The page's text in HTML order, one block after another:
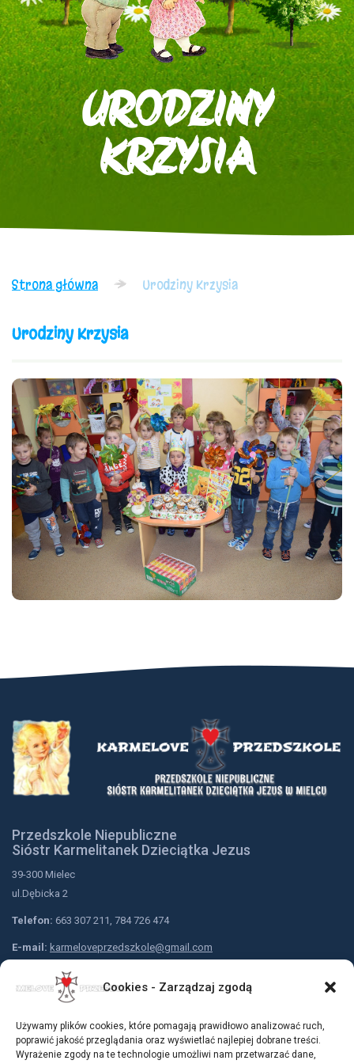
Cookies - Zarządzaj zgodą
Używamy plików cookies, które pomagają prawidłowo analizować ruch,
poprawić jakość przeglądania oraz wyświetlać najlepiej dobrane treści.
Wyrażenie zgody na te technologie umożliwi nam przetwarzać dane,
URODZINY
KRZYSIA
Strona główna Urodziny Krzysia
Urodziny Krzysia
Przedszkole Niepubliczne
Sióstr Karmelitanek Dzieciątka Jezus
39-300 Mielec
ul.Dębicka 2
Telefon: 663 307 211, 784 726 474
E-mail: karmeloveprzedszkole@gmail.com
Nr konta przedszkola:
Bank Spółdzielczy w Mielcu
Dołącz do nas: